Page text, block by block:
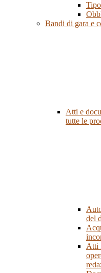
Bandi di gara e
Atti e
tutte le
del
Atti